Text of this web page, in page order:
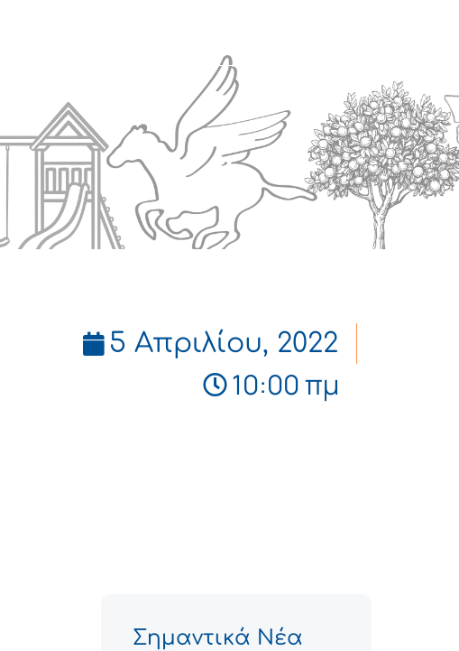
5 Απριλίου, 2022
10:00 πμ
Σημαντικά Νέα